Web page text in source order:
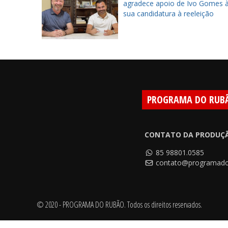
agradece apoio de Ivo Gomes à
sua candidatura à reeleição
PROGRAMA DO
CONTATO DA
85 98801.0585
© 2020 - PROGRAMA DO RUBÃO. Todos os direitos reservados.